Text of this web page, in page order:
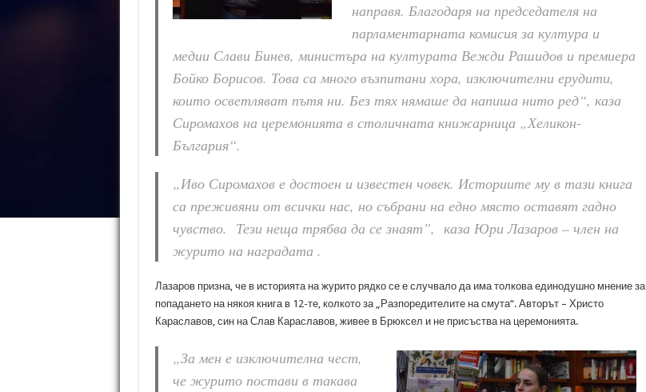
направя. Благодаря на председателя на
парламентарната комисия за култура и
медии Слави Бинев, министъра на културата Вежди Рашидов и премиера
Бойко Борисов. Това са много възпитани хора, изключителни ерудити,
които осветляват пътя ни. Без тях нямаше да напиша нито ред“, каза
Сиромахов на церемонията в столичната книжарница „Хеликон-
България“.
„Иво Сиромахов е достоен и известен човек. Историите му в тази книга
са преживяни от всички нас, но събрани на едно място оставят гадно
чувство. Тези неща трябва да се знаят”, каза Юри Лазаров – член на
журито на наградата .
Лазаров призна, че в историята на журито рядко се е случвало да има толкова единодушно мнение за
попадането на някоя книга в 12-те, колкото за „Разпоредителите на смута“. Авторът – Христо
Караславов, син на Слав Караславов, живее в Брюксел и не присъства на церемонията.
„За мен е изключителна чест,
че журито постави в такава